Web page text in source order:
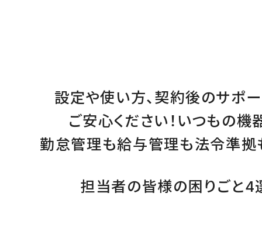
設定や使い方、 契約後のサポ
ご安心ください！ いつもの機
勤怠管理も給与管理も法令準拠
担当者の皆様の困りごと4